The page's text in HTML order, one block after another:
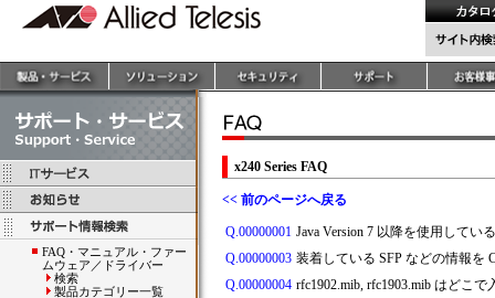
FAQ・マニュアル・ファー
ムウェア／ドライバー
検索
製品カテゴリー一覧
x240 Series FAQ
<< 前のページへ戻る
Q.00000001 Java Version 7 以降を使用してい
Q.00000003 装着している SFP などの情報を
Q.00000004 rfc1902.mib, rfc1903.mib はどこ